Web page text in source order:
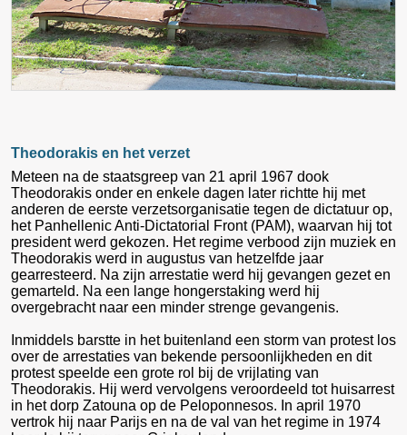
Theodorakis en het verzet
Meteen na de staatsgreep van 21 april 1967 dook
Theodorakis onder en enkele dagen later richtte hij met
anderen de eerste verzetsorganisatie tegen de dictatuur op,
het Panhellenic Anti-Dictatorial Front (PAM), waarvan hij tot
president werd gekozen. Het regime verbood zijn muziek en
Theodorakis werd in augustus van hetzelfde jaar
gearresteerd. Na zijn arrestatie werd hij gevangen gezet en
gemarteld. Na een lange hongerstaking werd hij
overgebracht naar een minder strenge gevangenis.
Inmiddels barstte in het buitenland een storm van protest los
over de arrestaties van bekende persoonlijkheden en dit
protest speelde een grote rol bij de vrijlating van
Theodorakis. Hij werd vervolgens veroordeeld tot huisarrest
in het dorp Zatouna op de Peloponnesos. In april 1970
vertrok hij naar Parijs en na de val van het regime in 1974